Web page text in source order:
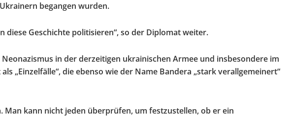
begangen wurden.
diese Geschichte politisieren“, so der Diplomat weiter.
in der derzeitigen ukrainischen Armee und insbesondere im
„Einzelfälle“, die ebenso wie der Name Bandera „stark verallgemeinert“
Man kann nicht jeden überprüfen, um festzustellen, ob er ein